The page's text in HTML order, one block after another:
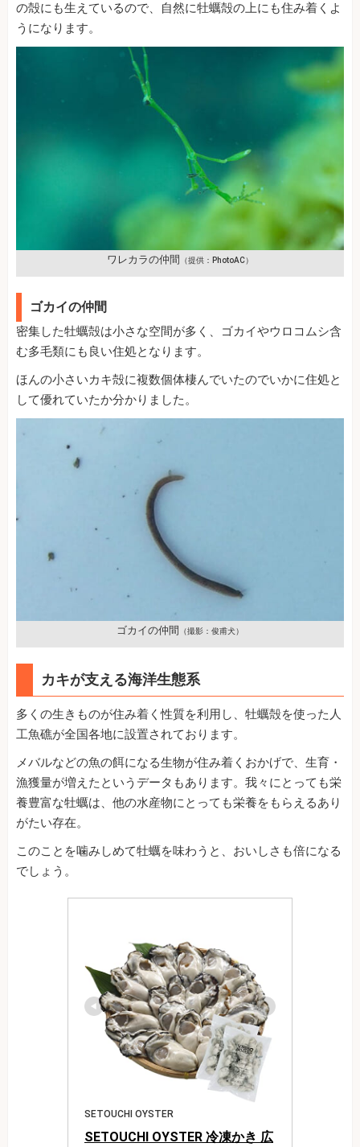
の殻にも生えているので、自然に牡蠣殻の上にも住み着くよ
うになります。
ワレカラの仲間 （提供：PhotoAC）
ゴカイの仲間
密集した牡蠣殻は小さな空間が多く、ゴカイやウロコムシ含
む多毛類にも良い住処となります。
ほんの小さいカキ殻に複数個体棲んでいたのでいかに住処と
して優れていたか分かりました。
ゴカイの仲間 （撮影：俊甫犬）
カキが支える海洋生態系
多くの生きものが住み着く性質を利用し、牡蠣殻を使った人
工魚礁が全国各地に設置されております。
メバルなどの魚の餌になる生物が住み着くおかげで、生育・
漁獲量が増えたというデータもあります。我々にとっても栄
養豊富な牡蠣は、他の水産物にとっても栄養をもらえるあり
がたい存在。
このことを噛みしめて牡蠣を味わうと、おいしさも倍になる
でしょう。
SETOUCHI OYSTER
SETOUCHI OYSTER 冷凍かき 広